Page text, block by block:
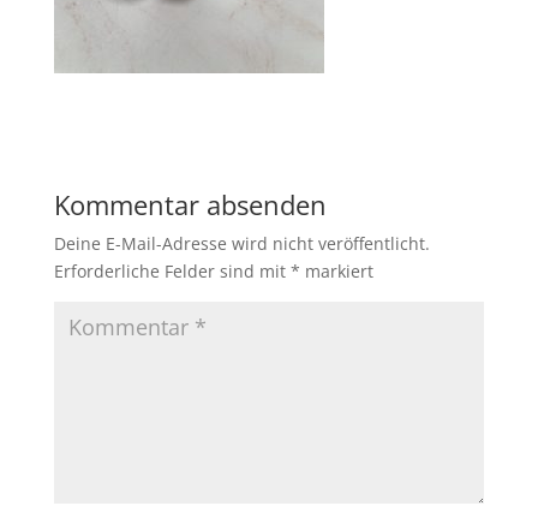
Kommentar absenden
Deine E-Mail-Adresse wird nicht veröffentlicht.
Erforderliche Felder sind mit * markiert